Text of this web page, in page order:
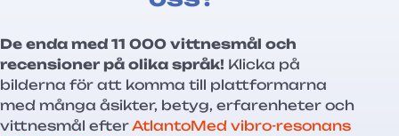
De enda med 11 000 vittnesmål och
recensioner på olika språk! Klicka på
bilderna för att komma till plattformarna
med många åsikter, betyg, erfarenheter och
vittnesmål efterAtlantoMed vibro-resonans